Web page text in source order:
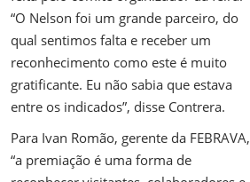
“O Nelson foi um grande parceiro, do
qual sentimos falta e receber um
reconhecimento como este é muito
gratificante. Eu não sabia que estava
entre os indicados”, disse Contrera.
Para Ivan Romão, gerente da FEBRAVA,
“a premiação é uma forma de